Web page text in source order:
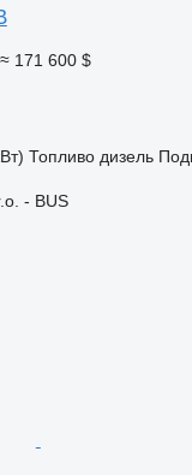
≈ 171 600 $
Топливо дизель
- BUS